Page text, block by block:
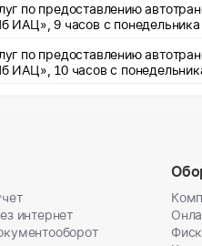
по предоставлению
СПб ГКУ «СПб ИАЦ», 9
по предоставлению
СПб ГКУ «СПб ИАЦ», 10
интернет